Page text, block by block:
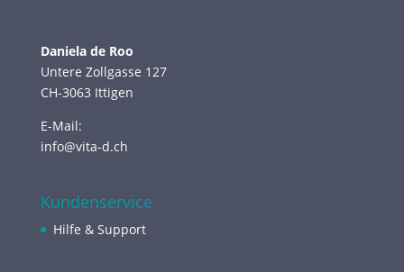
Daniela de Roo
Untere Zollgasse 127
CH-3063 Ittigen
E-Mail:
info@vita-d.ch
Kundenservice
Hilfe & Support